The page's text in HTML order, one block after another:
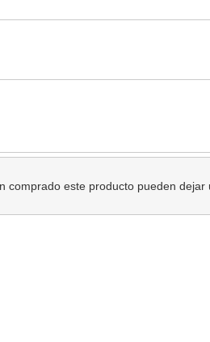
comprado este producto pueden dejar